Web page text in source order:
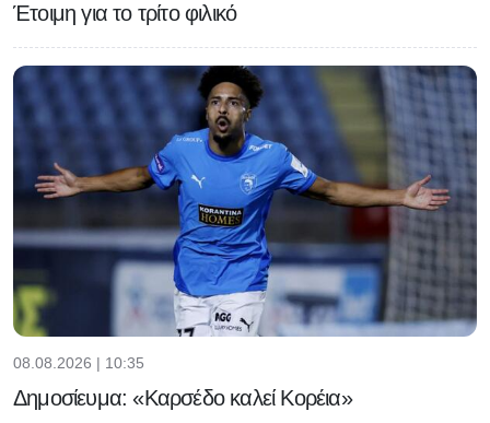
Έτοιμη για το τρίτο φιλικό
08.08.2026 | 10:35
Δημοσίευμα: «Καρσέδο καλεί Κορέια»